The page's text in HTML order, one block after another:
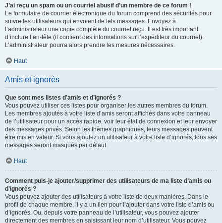
J’ai reçu un spam ou un courriel abusif d’un membre de ce forum !
Le formulaire de courrier électronique du forum comprend des sécurités pour
suivre les utilisateurs qui envoient de tels messages. Envoyez à
l’administrateur une copie complète du courriel reçu. Il est très important
d’inclure l’en-tête (il contient des informations sur l’expéditeur du courriel).
L’administrateur pourra alors prendre les mesures nécessaires.
Haut
Amis et ignorés
Que sont mes listes d’amis et d’ignorés ?
Vous pouvez utiliser ces listes pour organiser les autres membres du forum.
Les membres ajoutés à votre liste d’amis seront affichés dans votre panneau
de l’utilisateur pour un accès rapide, voir leur état de connexion et leur envoyer
des messages privés. Selon les thèmes graphiques, leurs messages peuvent
être mis en valeur. Si vous ajoutez un utilisateur à votre liste d’ignorés, tous ses
messages seront masqués par défaut.
Haut
Comment puis-je ajouter/supprimer des utilisateurs de ma liste d’amis ou
d’ignorés ?
Vous pouvez ajouter des utilisateurs à votre liste de deux manières. Dans le
profil de chaque membre, il y a un lien pour l’ajouter dans votre liste d’amis ou
d’ignorés. Ou, depuis votre panneau de l’utilisateur, vous pouvez ajouter
directement des membres en saisissant leur nom d’utilisateur. Vous pouvez